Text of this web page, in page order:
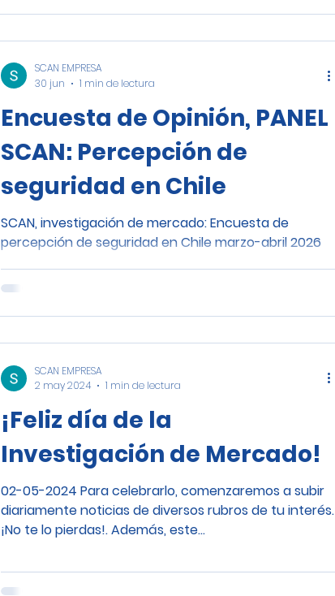
Encuesta de Opinión, PANEL
SCAN: Percepción de
seguridad en Chile
SCAN, investigación de mercado: Encuesta de
percepción de seguridad en Chile marzo-abril 2026
SCAN EMPRESA
30 jun
1 min de lectura
¡Feliz día de la
Investigación de Mercado!
02-05-2024 Para celebrarlo, comenzaremos a subir
diariamente noticias de diversos rubros de tu interés.
¡No te lo pierdas!. Además, este...
SCAN EMPRESA
2 may 2024
1 min de lectura